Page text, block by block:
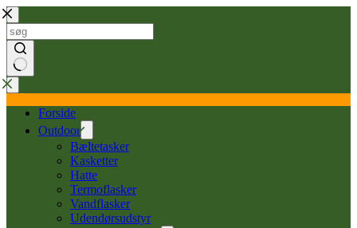
Forside
Outdoor
Bæltetasker
Kasketter
Hatte
Termoflasker
Vandflasker
Udendørsudstyr